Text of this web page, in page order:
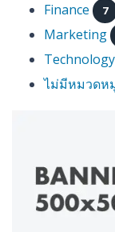
Finance 7
Marketing
Technology
ไม่มีหมวดห